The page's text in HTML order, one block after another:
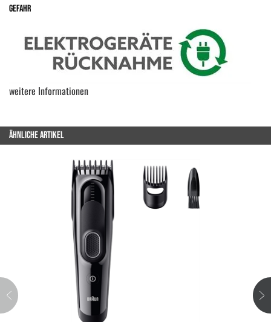
Gefahr
weitere Informationen
ÄHNLICHE ARTIKEL